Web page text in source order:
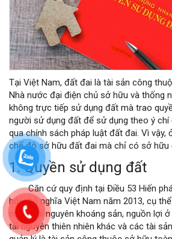
Tại Việt Nam, đất đai là tài sản công
Nhà nước đại điện chủ sở hữu và thống
không trực tiếp sử dụng đất mà trao
người sử dụng đất để sử dụng theo ý
qua chính sách pháp luật đất đai. Vì vậy,
chế độ sở hữu đất đai mà chỉ có sở hữu
1. Quyền sử dụng đất
Căn cứ quy định tại Điều 53 Hiến
hội chủ nghĩa Việt Nam năm 2013, cụ
nước, tài nguyên khoáng sản, nguồn lợi
tài nguyên thiên nhiên khác và các tài